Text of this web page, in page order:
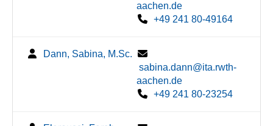
aachen.de
+49 241 80-49164
Dann, Sabina, M.Sc.
sabina.dann@ita.rwth-
aachen.de
+49 241 80-23254